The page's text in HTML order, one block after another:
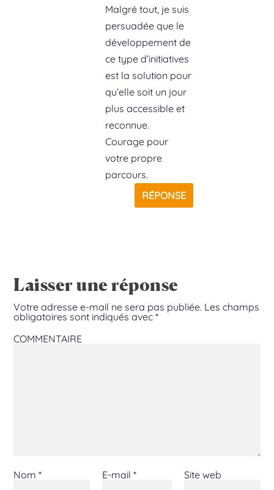
Malgré tout, je suis
persuadée que le
développement de
ce type d’initiatives
est la solution pour
qu’elle soit un jour
plus accessible et
reconnue.
Courage pour
votre propre
parcours.
RÉPONSE
Laisser une réponse
Votre adresse e-mail ne sera pas publiée. Les champs
obligatoires sont indiqués avec*
COMMENTAIRE
Nom* E-mail * Site web